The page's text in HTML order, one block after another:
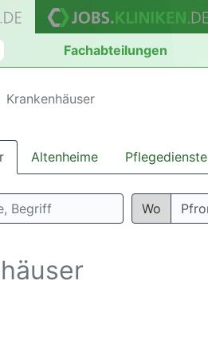
Fachabteilungen
Krankenhäuser
Altenheime Pflegedienste
Wo